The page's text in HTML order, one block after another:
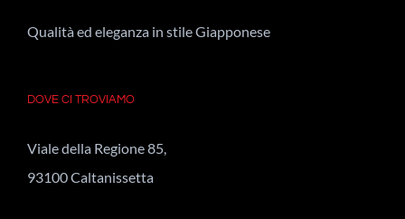
Qualità ed eleganza in stile Giapponese
DOVE CI TROVIAMO
Viale della Regione 85,
93100 Caltanissetta